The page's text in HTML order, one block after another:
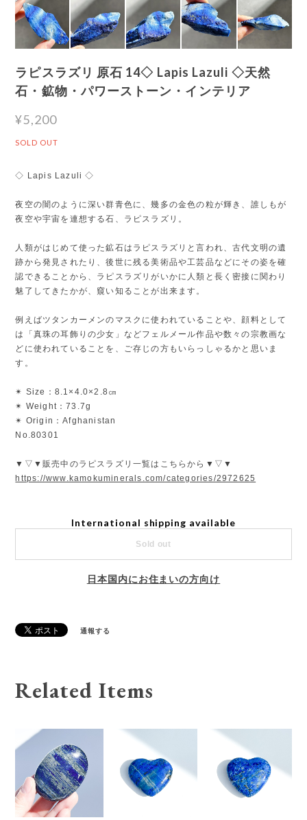
ラピスラズリ 原石 14◇ Lapis Lazuli ◇天然
石・鉱物・パワーストーン・インテリア
¥5,200
SOLD OUT
◇ Lapis Lazuli ◇
夜空の闇のように深い群青色に、幾多の金色の粒が輝き、誰しもが
夜空や宇宙を連想する石、ラピスラズリ。
人類がはじめて使った鉱石はラピスラズリと言われ、古代文明の遺
跡から発見されたり、後世に残る美術品や工芸品などにその姿を確
認できることから、ラピスラズリがいかに人類と長く密接に関わり
魅了してきたかが、窺い知ることが出来ます。
例えばツタンカーメンのマスクに使われていることや、顔料として
は「真珠の耳飾りの少女」などフェルメール作品や数々の宗教画な
どに使われていることを、ご存じの方もいらっしゃるかと思いま
す。
✴︎ Size：8.1×4.0×2.8㎝
✴︎ Weight：73.7g
✴︎ Origin：Afghanistan
No.80301
▼▽▼販売中のラピスラズリ一覧はこちらから▼▽▼
https://www.kamokuminerals.com/categories/2972625
International shipping available
Sold out
日本国内にお住まいの方向け
通報する
Related Items